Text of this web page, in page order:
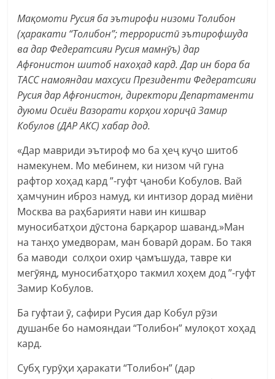
Мақомоти Русия ба эътирофи низоми Толибон
(ҳаракати “Толибон”; террористӣ эътирофшуда
ва дар Федератсияи Русия мамнӯъ) дар
Афғонистон шитоб нахоҳад кард. Дар ин бора ба
ТАСС намояндаи махсуси Президенти Федератсияи
Русия дар Афғонистон, директори Департаменти
дуюми Осиёи Вазорати корҳои хориҷӣ Замир
Кобулов (ДАР АКС) хабар дод.
«Дар мавриди эътироф мо ба ҳеҷ куҷо шитоб
намекунем. Мо мебинем, ки низом чӣ гуна
рафтор хоҳад кард ”-гуфт ҷаноби Кобулов. Вай
ҳамчунин иброз намуд, ки интизор дорад миёни
Москва ва раҳбарияти нави ин кишвар
муносибатҳои дӯстона барқарор шаванд.»Ман
на танҳо умедворам, ман боварӣ дорам. Бо такя
ба маводи солҳои охир ҷамъшуда, тавре ки
мегӯянд, муносибатҳоро такмил хоҳем дод ”-гуфт
Замир Кобулов.
Ба гуфтаи ӯ, сафири Русия дар Кобул рӯзи
душанбе бо намояндаи “Толибон” мулоқот хоҳад
кард.
Субҳ гурӯҳи ҳаракати “Толибон” (дар